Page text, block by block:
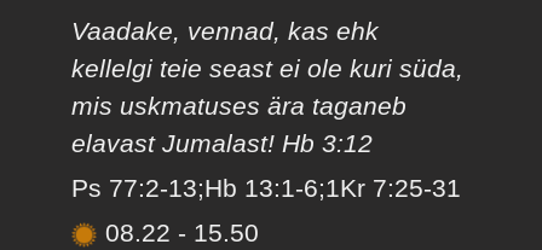
Vaadake, vennad, kas ehk
kellelgi teie seast ei ole kuri süda,
mis uskmatuses ära taganeb
elavast Jumalast! Hb 3:12
Ps 77:2-13;Hb 13:1-6;1Kr 7:25-31
08.22 - 15.50